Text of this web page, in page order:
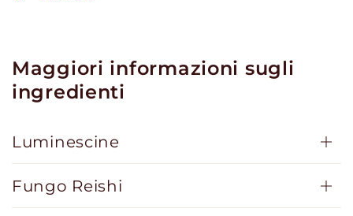
Maggiori informazioni sugli
ingredienti
Luminescine
Fungo Reishi